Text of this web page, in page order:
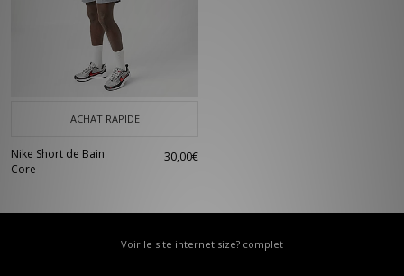
ACHAT RAPIDE
Nike Short de Bain
Core
30,00€
Voir le site internet size? complet